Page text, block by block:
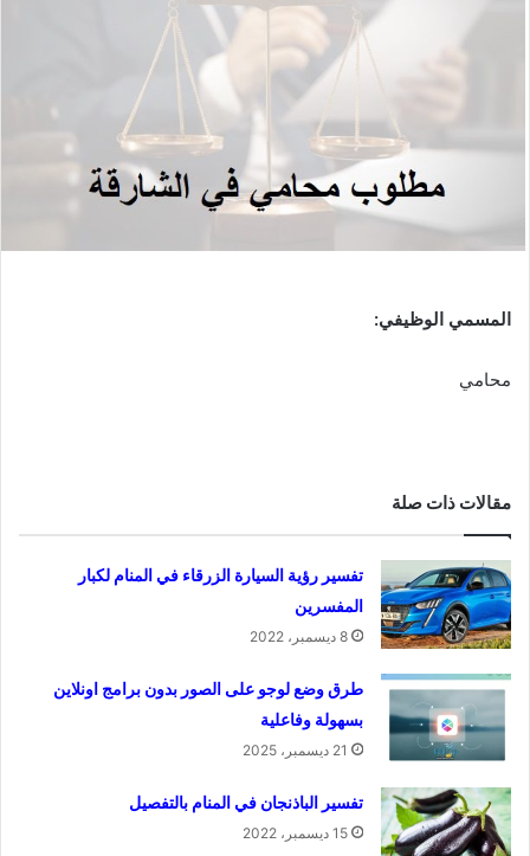
المسمي الوظيفي:
محامي
مقالات ذات صلة
تفسير رؤية السيارة الزرقاء في المنام لكبار
المفسرين
8 ديسمبر، 2022
طرق وضع لوجو على الصور بدون برامج اونلاين
بسهولة وفاعلية
21 ديسمبر، 2025
تفسير الباذنجان في المنام بالتفصيل
15 ديسمبر، 2022